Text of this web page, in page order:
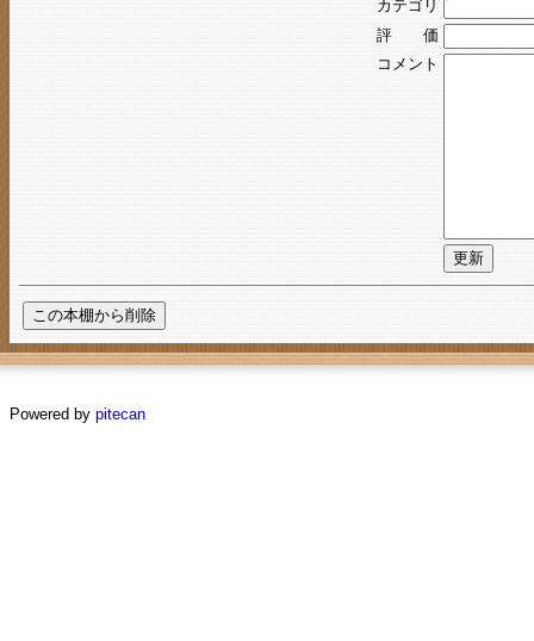
カテゴリ
評 価
コメント
Powered by pitecan